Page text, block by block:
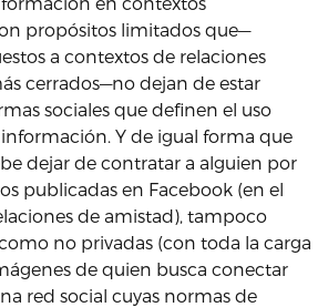
propósitos limitados que—
a contextos de relaciones
cerrados—no dejan de estar
sociales que definen el uso
Y de igual forma que
dejar de contratar a alguien por
publicadas en Facebook (en el
de amistad), tampoco
no privadas (con toda la carga
de quien busca conectar
red social cuyas normas de